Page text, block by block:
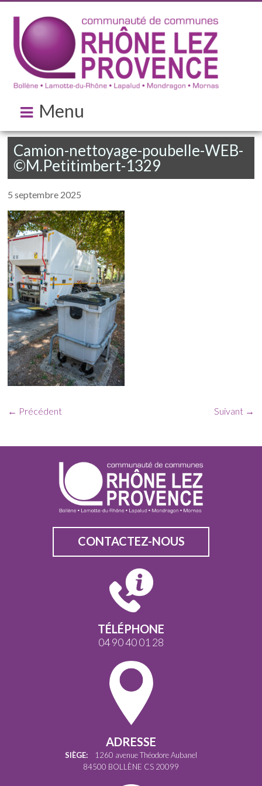
Menu
Camion-nettoyage-poubelle-WEB-
©M.Petitimbert-1329
5 septembre 2025
← Précédent Suivant →
CONTACTEZ-NOUS
TÉLÉPHONE
04 90 40 01 28
ADRESSE
SIÈGE: 1260 avenue Théodore Aubanel
84500 BOLLÈNE CS 20099